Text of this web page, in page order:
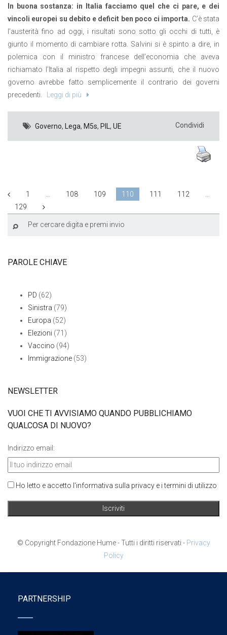
In buona sostanza: in Italia facciamo quel che ci pare, e dei
vincoli europei su debito e deficit ben poco ci importa. C’è stata
l’austerità fino ad oggi, i risultati sono sotto gli occhi di tutti, è
giunto il momento di cambiare rotta. Salvini si è spinto a dire, in
polemica con il ministro francese dell’economia che aveva
richiamato l’Italia al rispetto degli impegni assunti, che il nuovo
governo avrebbe fatto semplicemente il contrario dei governi
precedenti.
Leggi di più
Governo, Lega, M5s, PIL, UE Condividi
1 … 108 109 110 111 112
…
129
PAROLE CHIAVE
PD (62)
Sinistra (79)
Europa (52)
Elezioni (71)
Vaccino (94)
Immigrazione (53)
NEWSLETTER
VUOI CHE TI AVVISIAMO QUANDO PUBBLICHIAMO
QUALCOSA DI NUOVO?
Indirizzo email:
Ho letto e accetto l'informativa sulla privacy e i termini di utilizzo
© Copyright Fondazione Hume - Tutti i diritti riservati - Privacy
Policy
PARTNERSHIP